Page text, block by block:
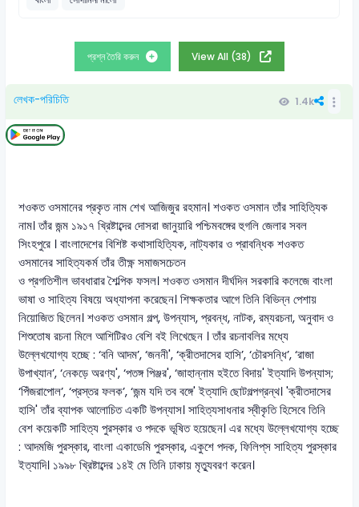
প্রশ্ন তৈরি করুন View All (38)
লেখক-পরিচিতি 1.4k
শওকত ওসমানের প্রকৃত নাম শেখ আজিজুর রহমান। শওকত ওসমান তাঁর সাহিত্যিক
নাম। তাঁর জন্ম ১৯১৭ খ্রিষ্টাব্দের দোসরা জানুয়ারি পশ্চিমবঙ্গের হুগলি জেলার সবল
সিংহপুরে । বাংলাদেশের বিশিষ্ট কথাসাহিত্যিক, নাট্যকার ও প্রাবন্ধিক শওকত
ওসমানের সাহিত্যকর্ম তাঁর তীক্ষ্ণ সমাজসচেতন
ও প্রগতিশীল ভাবধারার শৈল্পিক ফসল। শওকত ওসমান দীর্ঘদিন সরকারি কলেজে বাংলা
ভাষা ও সাহিত্য বিষয়ে অধ্যাপনা করেছেন। শিক্ষকতার আগে তিনি বিভিন্ন পেশায়
নিয়োজিত ছিলেন। শওকত ওসমান গল্প, উপন্যাস, প্রবন্ধ, নাটক, রম্যরচনা, অনুবাদ ও
শিশুতোষ রচনা মিলে আশিটিরও বেশি বই লিখেছেন । তাঁর রচনাবলির মধ্যে
উল্লেখযোগ্য হচ্ছে : ‘বনি আদম’, ‘জননী', ‘ক্রীতদাসের হাসি’, ‘চৌরসন্ধি’, ‘রাজা
উপাখ্যান’, ‘নেকড়ে অরণ্য', ‘পতঙ্গ পিঞ্জর', ‘জাহান্নাম হইতে বিদায়' ইত্যাদি উপন্যাস;
‘পিঁজরাপোল’, ‘প্রস্তর ফলক’, ‘জন্ম যদি তব বঙ্গে' ইত্যাদি ছোটগল্পগ্রন্থ। 'ক্রীতদাসের
হাসি' তাঁর ব্যাপক আলোচিত একটি উপন্যাস। সাহিত্যসাধনার স্বীকৃতি হিসেবে তিনি
বেশ কয়েকটি সাহিত্য পুরস্কার ও পদকে ভূষিত হয়েছেন। এর মধ্যে উল্লেখযোগ্য হচ্ছে
: আদমজি পুরস্কার, বাংলা একাডেমি পুরস্কার, একুশে পদক, ফিলিপ্‌স সাহিত্য পুরস্কার
ইত্যাদি। ১৯৯৮ খ্রিষ্টাব্দের ১৪ই মে তিনি ঢাকায় মৃত্যুবরণ করেন।